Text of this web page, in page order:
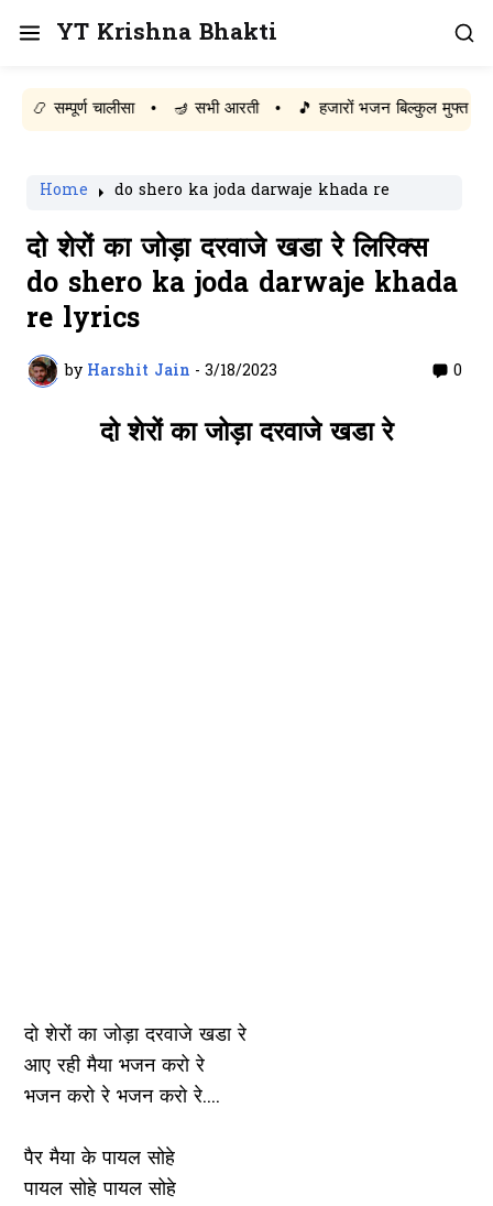
YT Krishna Bhakti
चालीसा • 🪔 सभी आरती • 🎵 हजारों भजन बिल्कुल मुफ्त पढ़ें
Home do shero ka joda darwaje khada re
दो शेरों का जोड़ा दरवाजे खडा रे लिरिक्स
do shero ka joda darwaje khada
re lyrics
by Harshit Jain - 3/18/2023 0
दो शेरों का जोड़ा दरवाजे खडा रे
दो शेरों का जोड़ा दरवाजे खडा रे
आए रही मैया भजन करो रे
भजन करो रे भजन करो रे....
पैर मैया के पायल सोहे
पायल सोहे पायल सोहे